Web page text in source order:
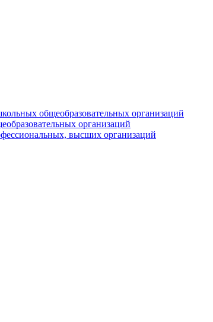
общеобразовательных организаций
организаций
высших организаций